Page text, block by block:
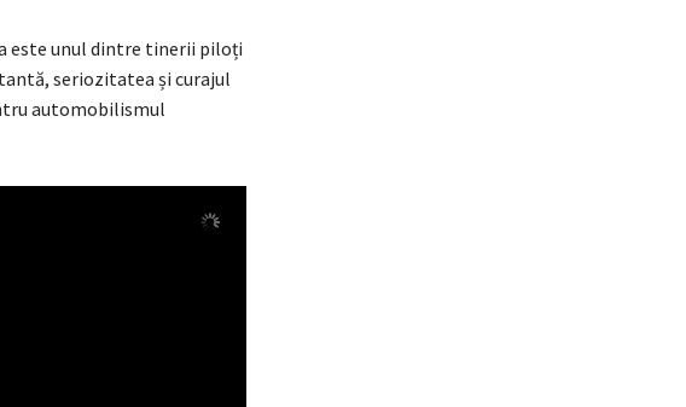
este unul dintre tinerii piloți
seriozitatea și curajul
automobilismul